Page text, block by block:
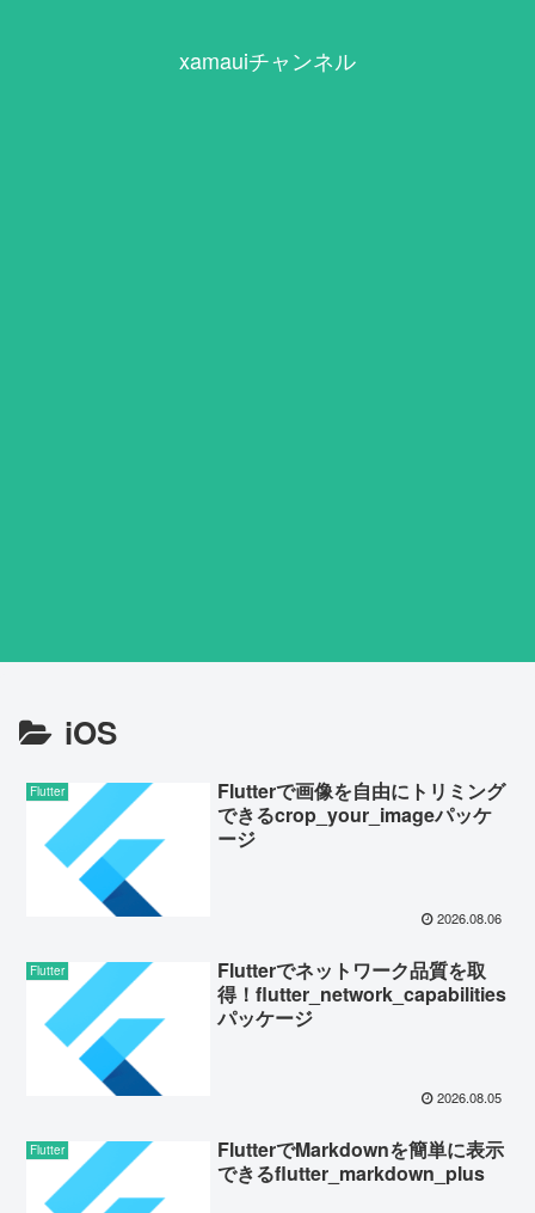
xamauiチャンネル
iOS
Flutter
Flutterで画像を自由にトリミング
できるcrop_your_imageパッケ
ージ
2026.08.06
Flutter
Flutterでネットワーク品質を取
得！flutter_network_capabilities
パッケージ
2026.08.05
Flutter
FlutterでMarkdownを簡単に表示
できるflutter_markdown_plus